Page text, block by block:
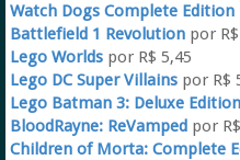
Watch Dogs Complete Edition
Battlefield 1 Revolutionpor R$
Lego Worldspor R$ 5,45
Lego DC Super Villainspor R$
Lego Batman 3: Deluxe Edition
BloodRayne: ReVampedpor
Children of Morta: Complete